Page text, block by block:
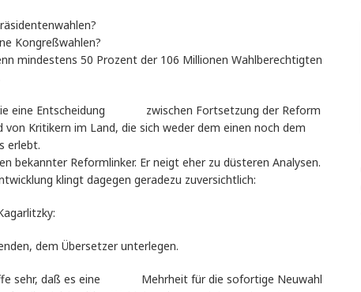
Kongreßwahlen?
mindestens 50 Prozent der 106 Millionen Wahlberechtigten
eine Entscheidung zwischen Fortsetzung der Reform
Kritikern im Land, die sich weder dem einen noch dem
erlebt.
bekannter Reformlinker. Er neigt eher zu düsteren Analysen.
klingt dagegen geradezu zuversichtlich:
dem Übersetzer unterlegen.
sehr, daß es eine Mehrheit für die sofortige Neuwahl